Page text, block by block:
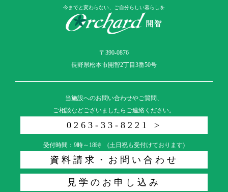
今までと変わらない、ご自分らしい暮らしを
〒390-0876
長野県松本市開智2丁目3番50号
当施設へのお問い合わせやご質問、
ご相談などございましたらご連絡ください。
0263-33-8221 >
受付時間：9時～18時 (土日祝も受付けております)
資料請求・お問い合わせ
見学のお申し込み